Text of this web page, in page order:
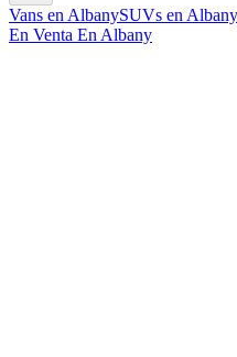
Vans en AlbanySUVs en Albany
En Venta En Albany